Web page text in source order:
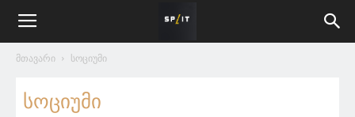
მთავარი სოციუმი
სოციუმი